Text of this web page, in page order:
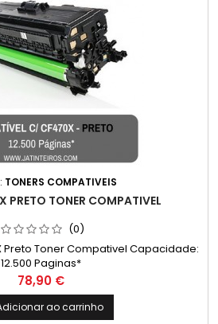
TONERS COMPATIVEIS
TONER COMPATIVEL
(0)
Preto Toner Compativel Capacidade:
12.500 Paginas*
Preço
78,90 €
ao carrinho